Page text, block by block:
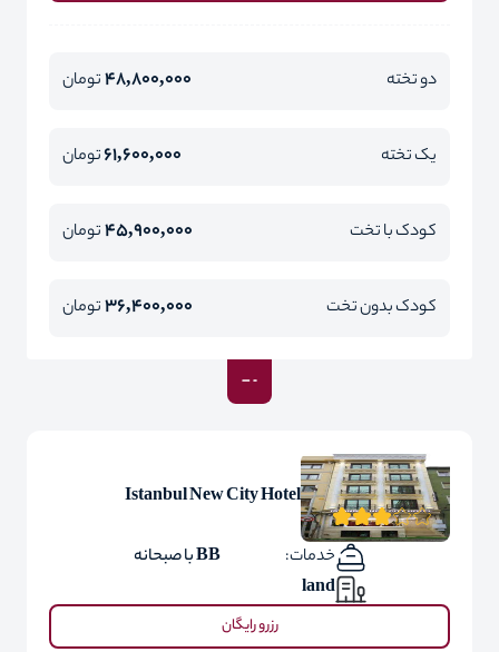
دو تخته 48,800,000تومان
یک تخته 61,600,000تومان
کودک با تخت 45,900,000تومان
کودک بدون تخت 36,400,000تومان
Istanbul New City Hotel
خدمات:
BB با صبحانه
land
رزرو رایگان